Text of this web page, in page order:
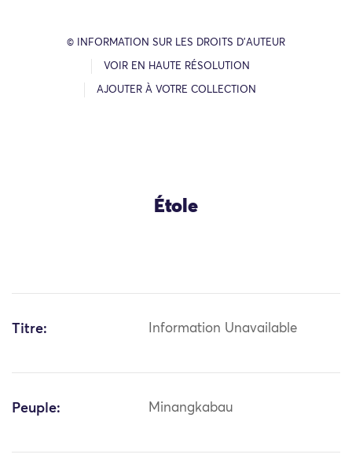
© INFORMATION SUR LES DROITS D’AUTEUR
VOIR EN HAUTE RÉSOLUTION
AJOUTER À VOTRE COLLECTION
Étole
Titre: Information Unavailable
Peuple: Minangkabau